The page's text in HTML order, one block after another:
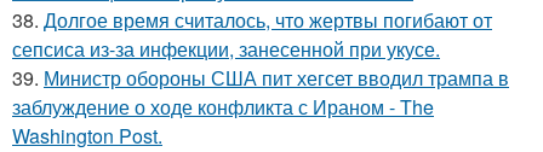
38. Долгое время считалось, что жертвы погибают от
сепсиса из-за инфекции, занесенной при укусе.
39. Министр обороны США пит хегсет вводил трампа в
заблуждение о ходе конфликта с Ираном - The
Washington Post.